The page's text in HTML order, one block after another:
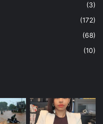
(3)
(172)
(68)
(10)